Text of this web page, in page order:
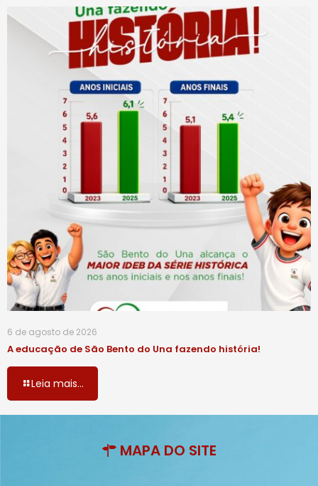
6 de agosto de 2026
A educação de São Bento do Una fazendo história!
Leia mais...
MAPA DO SITE